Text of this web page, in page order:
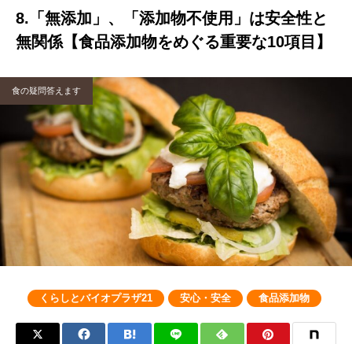
8.「無添加」、「添加物不使用」は安全性と
無関係【食品添加物をめぐる重要な10項目】
食の疑問答えます
くらしとバイオプラザ21 安心・安全 食品添加物